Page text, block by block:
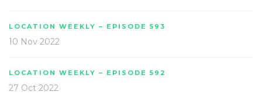
LOCATION WEEKLY – EPISODE 593
10 Nov 2022
LOCATION WEEKLY – EPISODE 592
27 Oct 2022